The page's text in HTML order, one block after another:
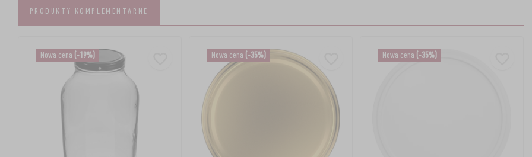
PRODUKTY KOMPLEMENTARNE
Nowa cena (-19%) Nowa cena (-35%) Nowa cena (-35%)